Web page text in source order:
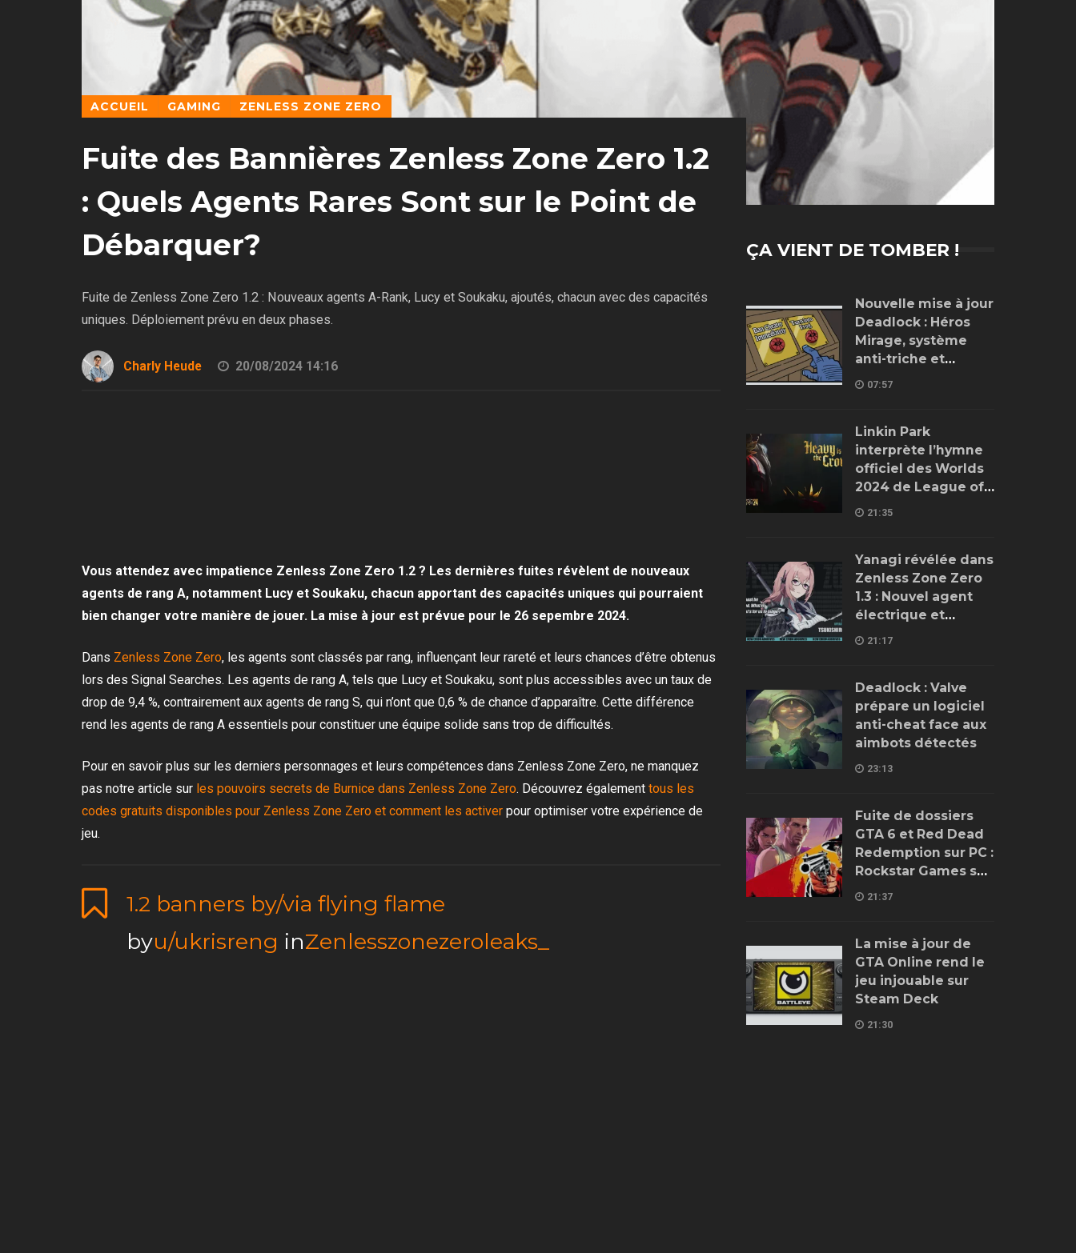
ACCUEIL GAMING ZENLESS ZONE ZERO
Fuite des Bannières Zenless Zone Zero 1.2
: Quels Agents Rares Sont sur le Point de
Débarquer?
Fuite de Zenless Zone Zero 1.2 : Nouveaux agents A-Rank, Lucy et Soukaku, ajoutés, chacun avec des capacités
uniques. Déploiement prévu en deux phases.
Charly Heude 20/08/2024 14:16
Vous attendez avec impatience Zenless Zone Zero 1.2 ? Les dernières fuites révèlent de nouveaux
agents de rang A, notamment Lucy et Soukaku, chacun apportant des capacités uniques qui pourraient
bien changer votre manière de jouer. La mise à jour est prévue pour le 26 sepembre 2024.
Dans Zenless Zone Zero, les agents sont classés par rang, influençant leur rareté et leurs chances d’être obtenus
lors des Signal Searches. Les agents de rang A, tels que Lucy et Soukaku, sont plus accessibles avec un taux de
drop de 9,4 %, contrairement aux agents de rang S, qui n’ont que 0,6 % de chance d’apparaître. Cette différence
rend les agents de rang A essentiels pour constituer une équipe solide sans trop de difficultés.
Pour en savoir plus sur les derniers personnages et leurs compétences dans Zenless Zone Zero, ne manquez
pas notre article sur les pouvoirs secrets de Burnice dans Zenless Zone Zero. Découvrez également tous les
codes gratuits disponibles pour Zenless Zone Zero et comment les activer pour optimiser votre expérience de
jeu.
1.2 banners by/via flying flame
byu/ukrisreng inZenlesszonezeroleaks_
ÇA VIENT DE TOMBER !
Nouvelle mise à jour
Deadlock : Héros
Mirage, système
anti-triche et
améliorations de
07:57
Linkin Park
interprète l’hymne
officiel des Worlds
2024 de League of
Legends
21:35
Yanagi révélée dans
Zenless Zone Zero
1.3 : Nouvel agent
électrique et
détails sur son rôle
21:17
Deadlock : Valve
prépare un logiciel
anti-cheat face aux
aimbots détectés
23:13
Fuite de dossiers
GTA 6 et Red Dead
Redemption sur PC :
Rockstar Games se
trompe encore
21:37
La mise à jour de
GTA Online rend le
jeu injouable sur
Steam Deck
21:30